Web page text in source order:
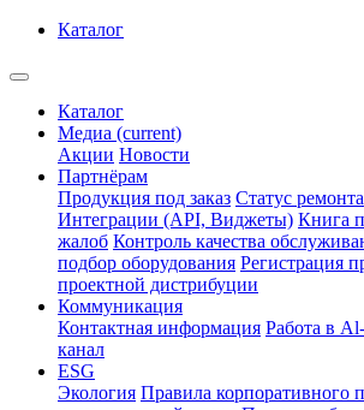
Каталог
Каталог
Медиа (current)
Акции Новости
Партнёрам
Продукция под заказ Статус ремонта
Интеграции (API, Виджеты) Книга
жалоб Контроль качества
подбор оборудования Регистрация
проектной дистрибуции
Коммуникация
Контактная информация Работа в
канал
ESG
Экология Правила корпоративного